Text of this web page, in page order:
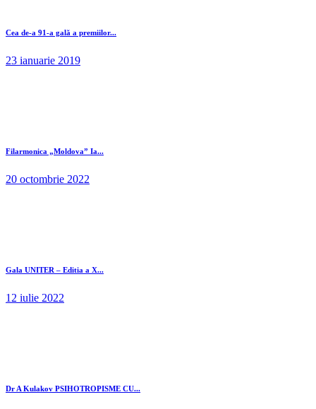
Cea de-a 91-a gală a premiilor...
23 ianuarie 2019
Filarmonica „Moldova” Ia...
20 octombrie 2022
Gala UNITER – Editia a X...
12 iulie 2022
Dr A Kulakov PSIHOTROPISME CU...